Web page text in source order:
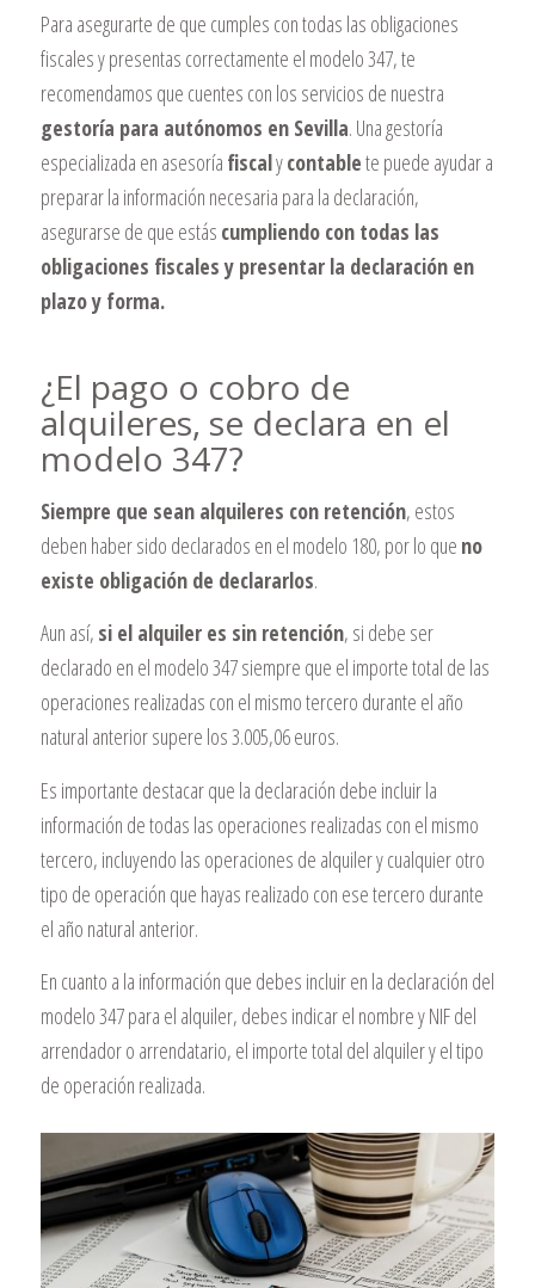
Para asegurarte de que cumples con todas las obligaciones
fiscales y presentas correctamente el modelo 347, te
recomendamos que cuentes con los servicios de nuestra
gestoría para autónomos en Sevilla. Una gestoría
especializada en asesoría fiscalycontablete puede ayudar a
preparar la información necesaria para la declaración,
asegurarse de que estás cumpliendo con todas las
obligaciones fiscales y presentar la declaración en
plazo y forma.
¿El pago o cobro de
alquileres, se declara en el
modelo 347?
Siempre que sean alquileres con retención, estos
deben haber sido declarados en el modelo 180, por lo que no
existe obligación de declararlos.
Aun así, si el alquiler es sin retención, si debe ser
declarado en el modelo 347 siempre que el importe total de las
operaciones realizadas con el mismo tercero durante el año
natural anterior supere los 3.005,06 euros.
Es importante destacar que la declaración debe incluir la
información de todas las operaciones realizadas con el mismo
tercero, incluyendo las operaciones de alquiler y cualquier otro
tipo de operación que hayas realizado con ese tercero durante
el año natural anterior.
En cuanto a la información que debes incluir en la declaración del
modelo 347 para el alquiler, debes indicar el nombre y NIF del
arrendador o arrendatario, el importe total del alquiler y el tipo
de operación realizada.